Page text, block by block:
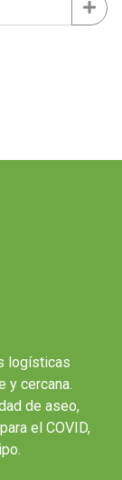
logísticas
y cercana.
de aseo,
el COVID,